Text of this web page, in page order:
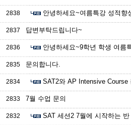
2838 안녕하세요~여름특강 성적향
2837 답변부탁드립니다~
2836 안녕하세요~9학년 학생 여름
2835 문의합니다.
2834 SAT2와 AP Intensive Course
2833 7월 수업 문의
2832 SAT 세션2 7월에 시작하는